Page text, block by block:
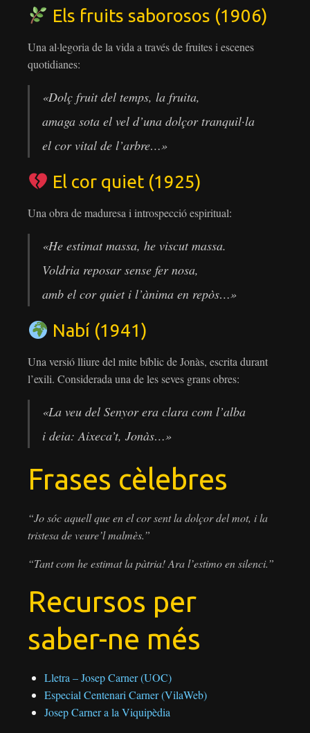
Els fruits saborosos (1906)
Una al·legoria de la vida a través de fruites i escenes
quotidianes:
«Dolç fruit del temps, la fruita,
amaga sota el vel d’una dolçor tranquil·la
el cor vital de l’arbre…»
El cor quiet (1925)
Una obra de maduresa i introspecció espiritual:
«He estimat massa, he viscut massa.
Voldria reposar sense fer nosa,
amb el cor quiet i l’ànima en repòs…»
Nabí (1941)
Una versió lliure del mite bíblic de Jonàs, escrita durant
l’exili. Considerada una de les seves grans obres:
«La veu del Senyor era clara com l’alba
i deia: Aixeca’t, Jonàs…»
Frases cèlebres
“Jo sóc aquell que en el cor sent la dolçor del mot, i la
tristesa de veure’l malmès.”
“Tant com he estimat la pàtria! Ara l’estimo en silenci.”
Recursos per
saber-ne més
Lletra – Josep Carner (UOC)
Especial Centenari Carner (VilaWeb)
Josep Carner a la Viquipèdia